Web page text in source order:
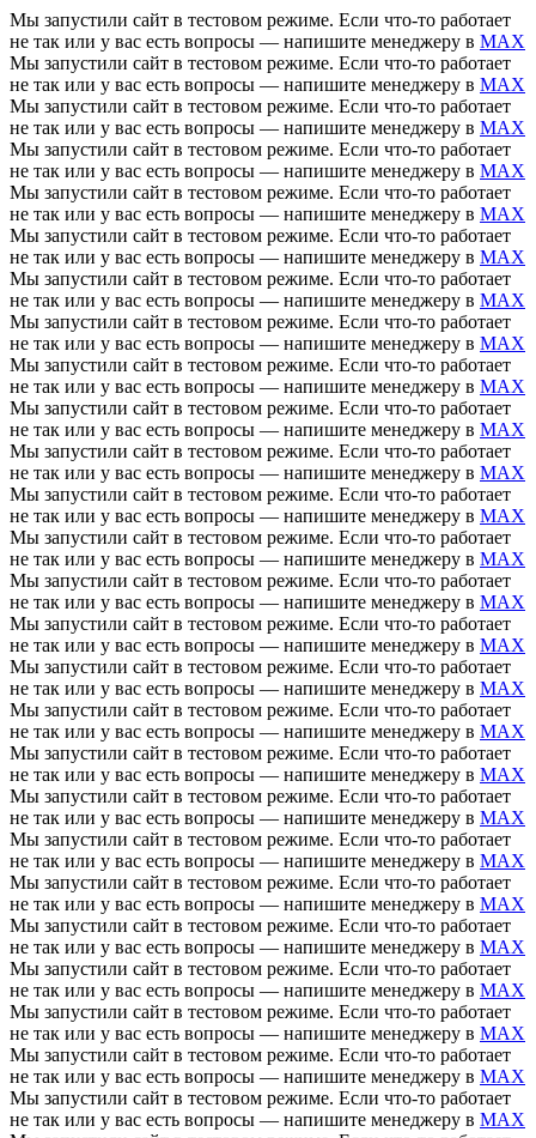
Мы запустили сайт в тестовом режиме. Если что-то работает
не так или у вас есть вопросы — напишите менеджеру в MAX
Мы запустили сайт в тестовом режиме. Если что-то работает
не так или у вас есть вопросы — напишите менеджеру в MAX
Мы запустили сайт в тестовом режиме. Если что-то работает
не так или у вас есть вопросы — напишите менеджеру в MAX
Мы запустили сайт в тестовом режиме. Если что-то работает
не так или у вас есть вопросы — напишите менеджеру в MAX
Мы запустили сайт в тестовом режиме. Если что-то работает
не так или у вас есть вопросы — напишите менеджеру в MAX
Мы запустили сайт в тестовом режиме. Если что-то работает
не так или у вас есть вопросы — напишите менеджеру в MAX
Мы запустили сайт в тестовом режиме. Если что-то работает
не так или у вас есть вопросы — напишите менеджеру в MAX
Мы запустили сайт в тестовом режиме. Если что-то работает
не так или у вас есть вопросы — напишите менеджеру в MAX
Мы запустили сайт в тестовом режиме. Если что-то работает
не так или у вас есть вопросы — напишите менеджеру в MAX
Мы запустили сайт в тестовом режиме. Если что-то работает
не так или у вас есть вопросы — напишите менеджеру в MAX
Мы запустили сайт в тестовом режиме. Если что-то работает
не так или у вас есть вопросы — напишите менеджеру в MAX
Мы запустили сайт в тестовом режиме. Если что-то работает
не так или у вас есть вопросы — напишите менеджеру в MAX
Мы запустили сайт в тестовом режиме. Если что-то работает
не так или у вас есть вопросы — напишите менеджеру в MAX
Мы запустили сайт в тестовом режиме. Если что-то работает
не так или у вас есть вопросы — напишите менеджеру в MAX
Мы запустили сайт в тестовом режиме. Если что-то работает
не так или у вас есть вопросы — напишите менеджеру в MAX
Мы запустили сайт в тестовом режиме. Если что-то работает
не так или у вас есть вопросы — напишите менеджеру в MAX
Мы запустили сайт в тестовом режиме. Если что-то работает
не так или у вас есть вопросы — напишите менеджеру в MAX
Мы запустили сайт в тестовом режиме. Если что-то работает
не так или у вас есть вопросы — напишите менеджеру в MAX
Мы запустили сайт в тестовом режиме. Если что-то работает
не так или у вас есть вопросы — напишите менеджеру в MAX
Мы запустили сайт в тестовом режиме. Если что-то работает
не так или у вас есть вопросы — напишите менеджеру в MAX
Мы запустили сайт в тестовом режиме. Если что-то работает
не так или у вас есть вопросы — напишите менеджеру в MAX
Мы запустили сайт в тестовом режиме. Если что-то работает
не так или у вас есть вопросы — напишите менеджеру в MAX
Мы запустили сайт в тестовом режиме. Если что-то работает
не так или у вас есть вопросы — напишите менеджеру в MAX
Мы запустили сайт в тестовом режиме. Если что-то работает
не так или у вас есть вопросы — напишите менеджеру в MAX
Мы запустили сайт в тестовом режиме. Если что-то работает
не так или у вас есть вопросы — напишите менеджеру в MAX
Мы запустили сайт в тестовом режиме. Если что-то работает
не так или у вас есть вопросы — напишите менеджеру в MAX